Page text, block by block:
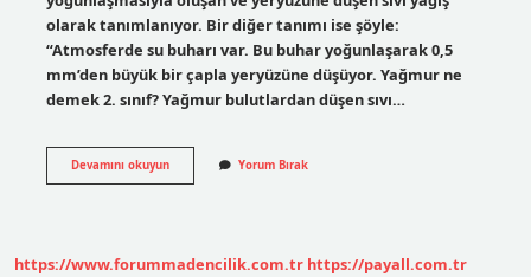
olarak tanımlanıyor. Bir diğer tanımı ise şöyle:
“Atmosferde su buharı var. Bu buhar yoğunlaşarak 0,5
mm’den büyük bir çapla yeryüzüne düşüyor. Yağmur ne
demek 2. sınıf? Yağmur bulutlardan düşen sıvı…
Devamını okuyun2
Sınıf
Yorum Bırak
https://www.forummadencilik.com.tr https://payall.com.tr